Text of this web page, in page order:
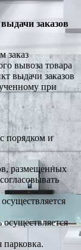
заказов
заказ
вывоза товара
выдачи заказов
при
порядком и
размещенных
парковка.